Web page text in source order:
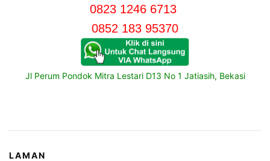
0823 1246 6713
0852 183 95370
Jl Perum Pondok Mitra Lestari D13 No 1 Jatiasih, Bekasi
LAMAN